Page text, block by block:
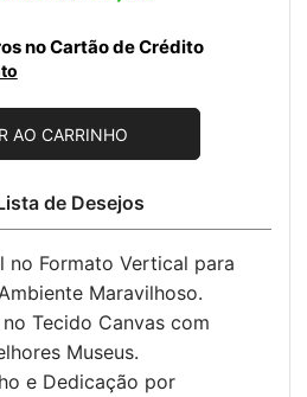
no Cartão de Crédito
AO CARRINHO
de Desejos
no Formato Vertical para
Maravilhoso.
Tecido Canvas com
Museus.
e Dedicação por